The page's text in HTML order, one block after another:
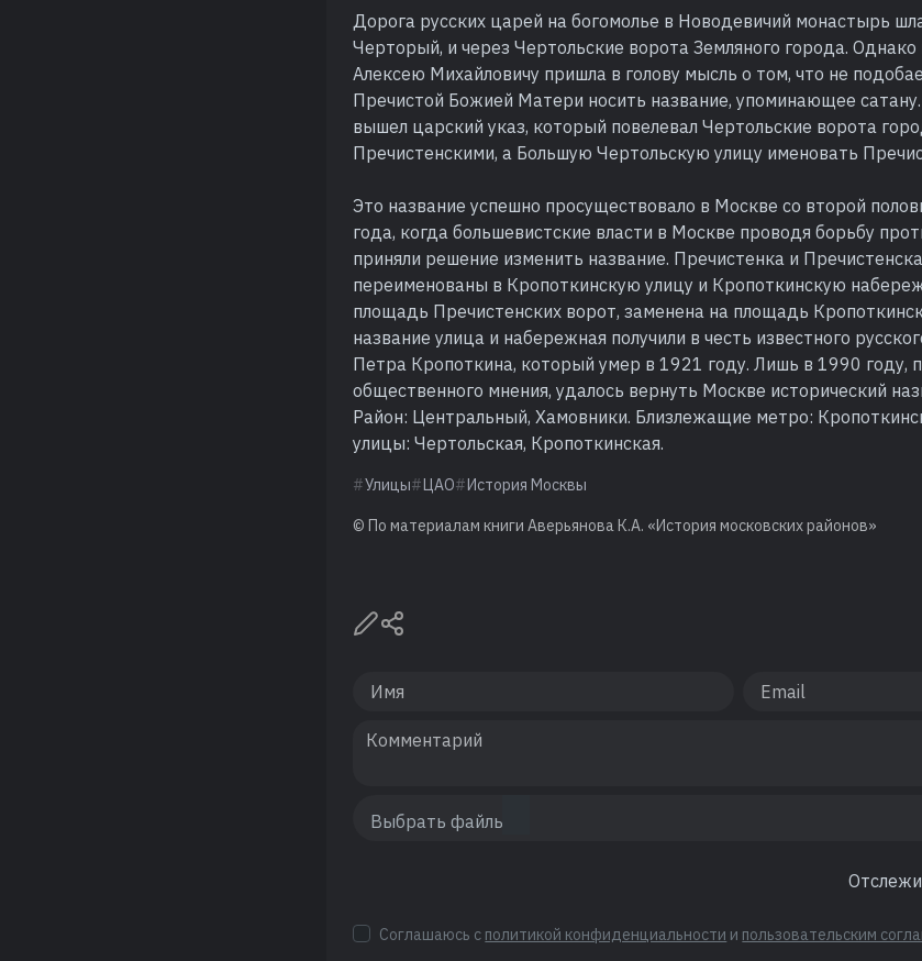
Дорога русских царей на богомолье в Новодевичий монастырь
Черторый, и через Чертольские ворота Земляного города.
Алексею Михайловичу пришла в голову мысль о том, что не
Пречистой Божией Матери носить название, упоминающее
вышел царский указ, который повелевал Чертольские ворота
Пречистенскими, а Большую Чертольскую улицу именовать
Это название успешно просуществовало в Москве со второй
года, когда большевистские власти в Москве проводя борьбу
приняли решение изменить название. Пречистенка и
переименованы в Кропоткинскую улицу и Кропоткинскую
площадь Пречистенских ворот, заменена на площадь
название улица и набережная получили в честь известного
Петра Кропоткина, который умер в 1921 году. Лишь в 1990 году,
общественного мнения, удалось вернуть Москве исторический
Район: Центральный, Хамовники. Близлежащие метро:
улицы: Чертольская, Кропоткинская.
Улицы ЦАО История Москвы
© По материалам книги Аверьянова К.А. «История московских районов»
Соглашаюсь с политикой конфиденциальности и пользовательским